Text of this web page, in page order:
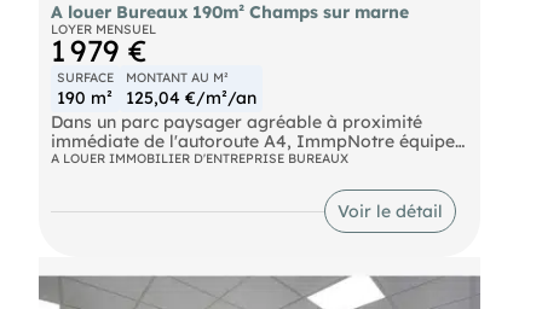
A louer Bureaux 190m² Champs sur marne
LOYER MENSUEL
1 979 €
SURFACE
190 m²
MONTANT AU M²
125,04 €/m²/an
Dans un parc paysager agréable à proximité
immédiate de l'autoroute A4, ImmpNotre équipes
propose une surface de bureaux à la location
Bus Bus Ligne 213 RER Noisy - Champs (A) Route
N104 Autoroute A4
A LOUER IMMOBILIER D'ENTREPRISE BUREAUX
Voir le détail